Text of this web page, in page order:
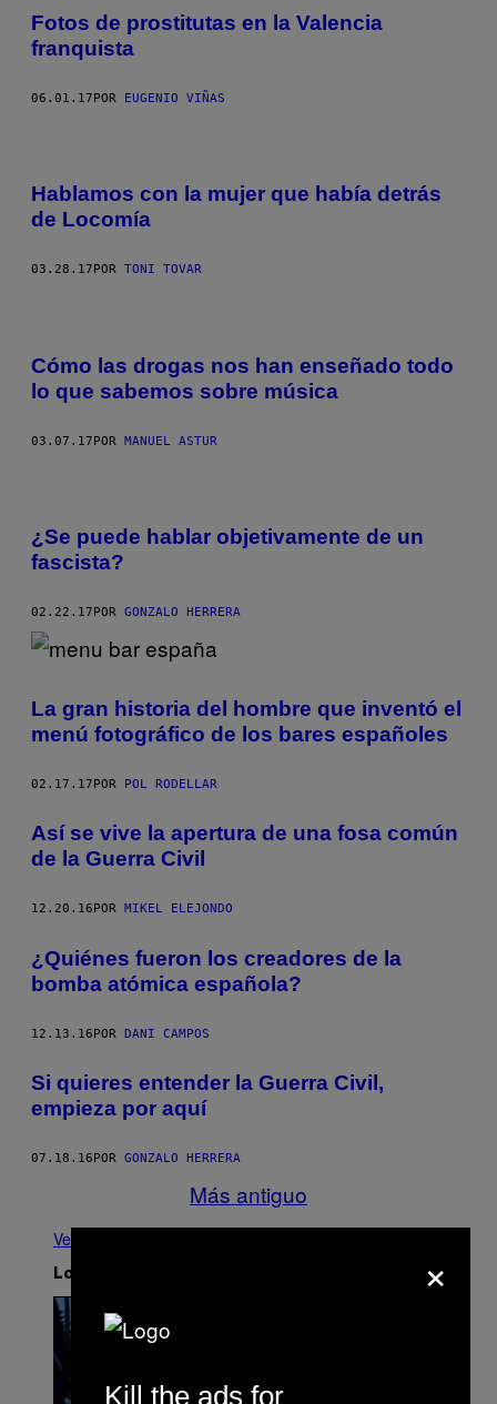
Fotos de prostitutas en la Valencia
franquista
06.01.17POR EUGENIO VIÑAS
Hablamos con la mujer que había detrás
de Locomía
03.28.17 POR TONI TOVAR
Cómo las drogas nos han enseñado todo
lo que sabemos sobre música
03.07.17POR MANUEL ASTUR
¿Se puede hablar objetivamente de un
fascista?
02.22.17 POR GONZALO HERRERA
La gran historia del hombre que inventó el
menú fotográfico de los bares españoles
02.17.17POR POL RODELLAR
Así se vive la apertura de una fosa común
de la Guerra Civil
12.20.16 POR MIKEL ELEJONDO
¿Quiénes fueron los creadores de la
bomba atómica española?
12.13.16POR DANI CAMPOS
Si quieres entender la Guerra Civil,
empieza por aquí
07.18.16 POR GONZALO HERRERA
Más antiguo
Ver todo
Lo más reciente ×
Kill the ads for